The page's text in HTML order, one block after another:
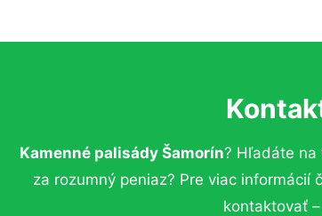
Kamenné palisády Šamorín? Hľadáte na
za rozumný peniaz? Pre viac informácií
kontaktovať